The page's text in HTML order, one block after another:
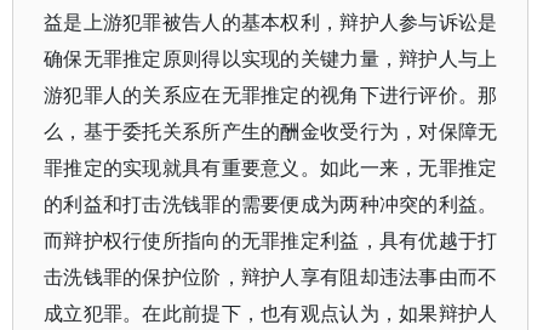
益是上游犯罪被告人的基本权利，辩护人参与诉讼是
确保无罪推定原则得以实现的关键力量，辩护人与上
游犯罪人的关系应在无罪推定的视角下进行评价。那
么，基于委托关系所产生的酬金收受行为，对保障无
罪推定的实现就具有重要意义。如此一来，无罪推定
的利益和打击洗钱罪的需要便成为两种冲突的利益。
而辩护权行使所指向的无罪推定利益，具有优越于打
击洗钱罪的保护位阶，辩护人享有阻却违法事由而不
成立犯罪。在此前提下，也有观点认为，如果辩护人